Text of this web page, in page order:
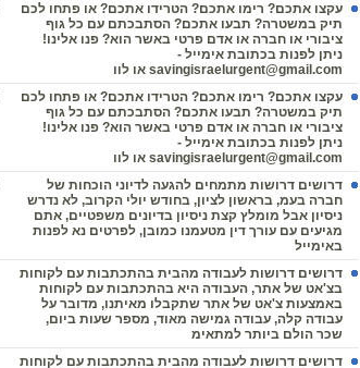
עקצו אתכם? רימו אתכם? הטרידו אתכם? או פתחו לכם
תיק במשטרה? תבעו אתכם? הסתבכתם עם כל גוף
ציבורי או חברה או אדם פרטי באשר הוא? פנו אלינו!
ניתן לפנות בכתובת אימייל -
savingisraelurgent@gmail.com או לוו
עקצו אתכם? רימו אתכם? הטרידו אתכם? או פתחו לכם
תיק במשטרה? תבעו אתכם? הסתבכתם עם כל גוף
ציבורי או חברה או אדם פרטי באשר הוא? פנו אלינו!
ניתן לפנות בכתובת אימייל -
savingisraelurgent@gmail.com או לוו
דרושים דרושות מתמחים להגעה לדיוני הוכחות של
חברה בעמ, בראשון לציון, בחודש יולי הקרוב, לא נדרש
ניסיון אבל מומלץ קצת ניסיון בדיונים משפטיים, אתם
מגיעים עם עורך דין מטעמנו כמובן, לפרטים נא לפנות
באימייל
דרושים דרושות לעבודה מהבית בהתכתבות עם לקוחות
בצ'אט של אתר, העבודה היא בהתכתבות עם לקוחות
באמצעות צ'אט של אתר שתקבלו מאיתנו, מדובר על
עבודה קלה, עבודה גמישה מאוד, מספר שעות ביום,
שכר הולם ביותר למתאימ
דרושים דרושות לעבודה מהבית בהתכתבות עם לקוחות